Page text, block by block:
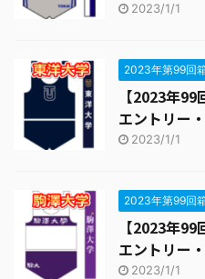
2023/1/1
2023年第99回
【2023年
エントリー
2023/1/1
2023年第99回
【2023年
エントリー
2023/1/1